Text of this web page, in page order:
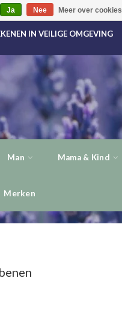
IN VEILIGE OMGEVING
Man Mama & Kind
Merken
Ja Nee Meer over